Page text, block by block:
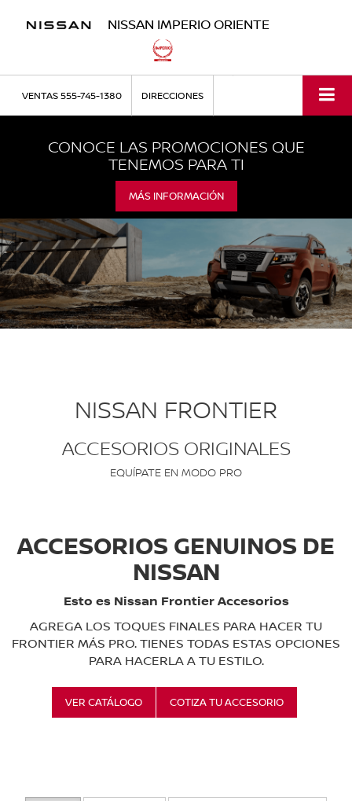
NISSAN IMPERIO ORIENTE
VENTAS555-745-1380 DIRECCIONES
CONOCE LAS PROMOCIONES QUE
TENEMOS PARA TI
MÁS INFORMACIÓN
NISSAN FRONTIER
ACCESORIOS ORIGINALES
EQUÍPATE EN MODO PRO
ACCESORIOS GENUINOS DE
NISSAN
Esto es Nissan Frontier Accesorios
AGREGA LOS TOQUES FINALES PARA HACER TU
FRONTIER MÁS PRO. TIENES TODAS ESTAS OPCIONES
PARA HACERLA A TU ESTILO.
VER CATÁLOGO COTIZA TU ACCESORIO